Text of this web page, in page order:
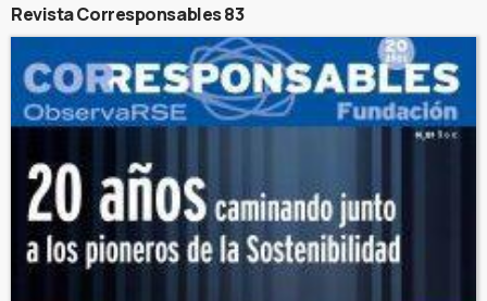
Revista Corresponsables 83